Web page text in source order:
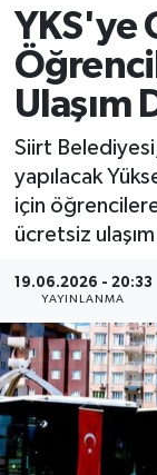
YKS'ye
Ulaşım
Siirt
yapılacak
için
ücretsiz
19.06.2026 - 20:33
YAYINLANMA
EKONOMİ
SPOR
İLÇELER
KÜLTÜR-
SAĞLIK-
Siirt Trafik
Süper Lig
Tüm
Son
Haber